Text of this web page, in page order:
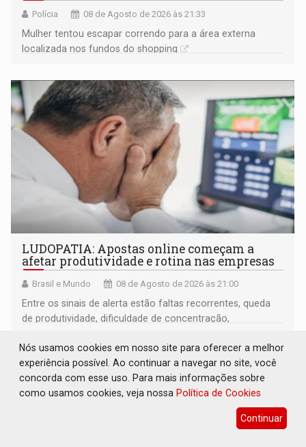
Polícia 08 de Agosto de 2026 às 21:33
Mulher tentou escapar correndo para a área externa
localizada nos fundos do shopping
LUDOPATIA: Apostas online começam a
afetar produtividade e rotina nas empresas
Brasil e Mundo 08 de Agosto de 2026 às 21:00
Entre os sinais de alerta estão faltas recorrentes, queda
de produtividade, dificuldade de concentração,
Nós usamos cookies em nosso site para oferecer a melhor
experiência possível. Ao continuar a navegar no site, você
concorda com esse uso. Para mais informações sobre
como usamos cookies, veja nossa Política de Cookies
Continuar